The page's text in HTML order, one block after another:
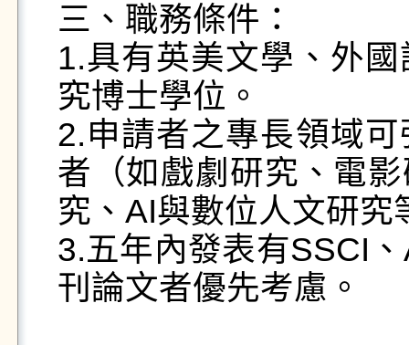
三、職務條件：
1.具有英美文學、外
究博士學位。
2.申請者之專長領域
者（如戲劇研究、電
究、AI與數位人文研
3.五年內發表有SSCI
刊論文者優先考慮。